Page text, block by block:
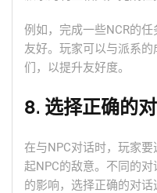
例如，完成一些NCR的
友好。玩家可以与派系
们，以提升友好度。
8. 选择正确的
在与NPC对话时，玩家
起NPC的敌意。不同的
的影响，选择正确的对